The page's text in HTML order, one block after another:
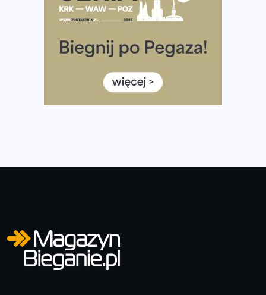
Co ma dużo białka? Produkty, które warto włączyć do
Rozbiegany Olsztyn szykuje się na weekend z
Już w tę sobotę 35. Bieg Powstania Warszawskiego.
Wystartuje rekordowa liczba uczestników